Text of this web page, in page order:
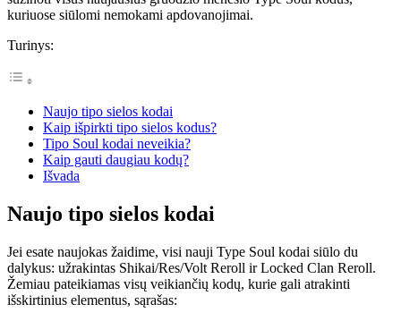
kuriuose siūlomi nemokami apdovanojimai.
Turinys:
Naujo tipo sielos kodai
Kaip išpirkti tipo sielos kodus?
Tipo Soul kodai neveikia?
Kaip gauti daugiau kodų?
Išvada
Naujo tipo sielos kodai
Jei esate naujokas žaidime, visi nauji Type Soul kodai siūlo du
dalykus: užrakintas Shikai/Res/Volt Reroll ir Locked Clan Reroll.
Žemiau pateikiamas visų veikiančių kodų, kurie gali atrakinti
išskirtinius elementus, sąrašas: